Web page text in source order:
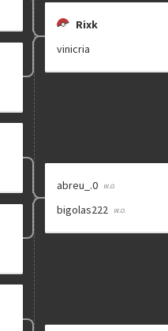
Rixk
vinicria
abreu_.0
bigolas222